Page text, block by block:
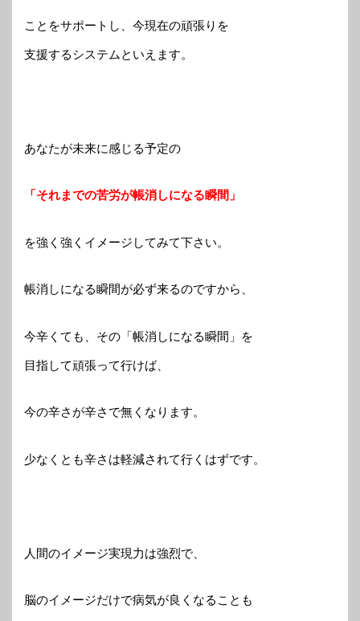
ことをサポートし、今現在の頑張りを
支援するシステムといえます。
あなたが未来に感じる予定の
「それまでの苦労が帳消しになる瞬間」
を強く強くイメージしてみて下さい。
帳消しになる瞬間が必ず来るのですから、
今辛くても、その「帳消しになる瞬間」を
目指して頑張って行けば、
今の辛さが辛さで無くなります。
少なくとも辛さは軽減されて行くはずです。
人間のイメージ実現力は強烈で、
脳のイメージだけで病気が良くなることも